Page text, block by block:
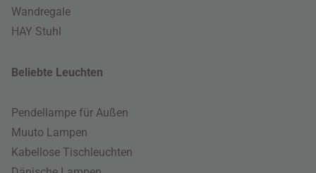
Wandregale
HAY Stuhl
Beliebte Leuchten
Pendellampe für Außen
Muuto Lampen
Kabellose Tischleuchten